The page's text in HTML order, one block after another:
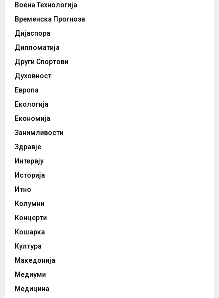
Воена Технологија
Временска Прогноза
Дијаспора
Дипломатија
Други Спортови
Духовност
Европа
Екологија
Економија
Занимливости
Здравје
Интервју
Историја
Итно
Колумни
Концерти
Кошарка
Култура
Македонија
Медиуми
Медицина